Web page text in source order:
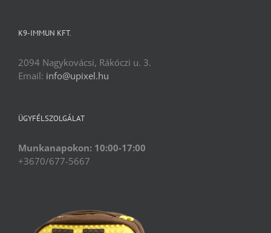
K9-IMMUN KFT.
2094 Nagykovácsi, Rákóczi u. 3.
Email: info@upixel.hu
ÜGYFÉLSZOLGÁLAT
Munkanapokon: 10:00-17:00
+3670/677-5667